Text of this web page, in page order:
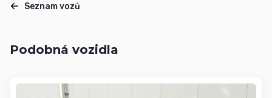
Seznam vozů
Podobná vozidla